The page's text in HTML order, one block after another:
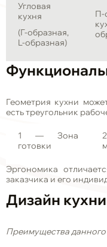
Угловая
кухня
(Г-образная,
L-образная)
П-
Геометрия кухни
есть треугольник
1 — Зона
готовки
Эргономика
заказчика и его
Дизайн
Преимущества